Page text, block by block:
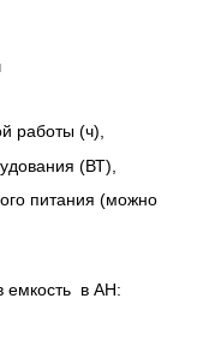
работы (ч),
(ВТ),
питания (можно
емкость в AH: